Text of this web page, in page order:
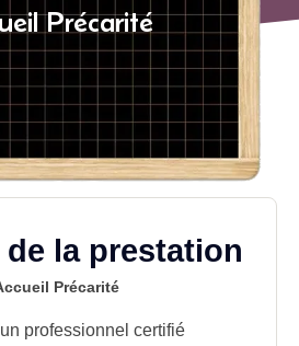
Précarité
la prestation
Précarité
professionnel certifié